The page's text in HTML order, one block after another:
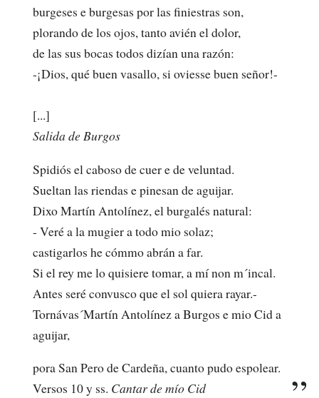
burgeses e burgesas por las finiestras son,
plorando de los ojos, tanto avién el dolor,
de las sus bocas todos dizían una razón:
-¡Dios, qué buen vasallo, si oviesse buen señor!-
[...]
Salida de Burgos
Spidiós el caboso de cuer e de veluntad.
Sueltan las riendas e pinesan de aguijar.
Dixo Martín Antolínez, el burgalés natural:
- Veré a la mugier a todo mio solaz;
castigarlos he cómmo abrán a far.
Si el rey me lo quisiere tomar, a mí non m´incal.
Antes seré convusco que el sol quiera rayar.-
Tornávas´Martín Antolínez a Burgos e mio Cid a
aguijar,
pora San Pero de Cardeña, cuanto pudo espolear.
Versos 10 y ss. Cantar de mío Cid